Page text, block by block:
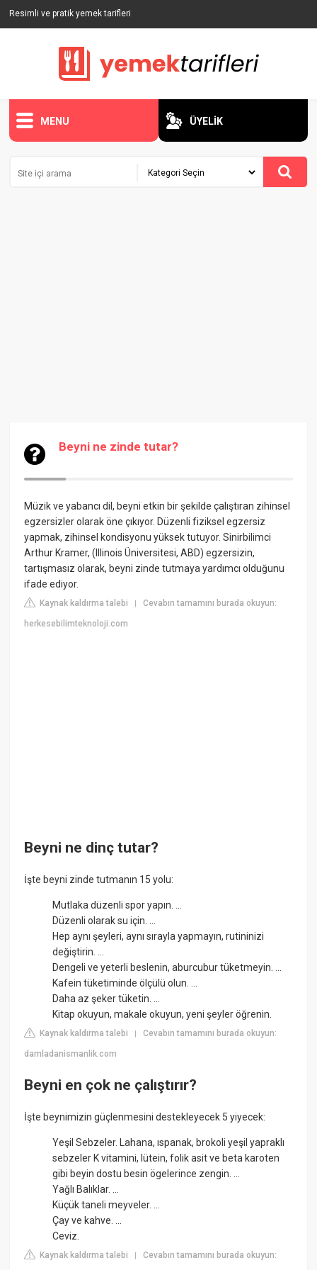
Resimli ve pratik yemek tarifleri
MENU ÜYELİK
Beyni ne zinde tutar?
Müzik ve yabancı dil, beyni etkin bir şekilde çalıştıran zihinsel
egzersizler olarak öne çıkıyor. Düzenli fiziksel egzersiz
yapmak, zihinsel kondisyonu yüksek tutuyor. Sinirbilimci
Arthur Kramer, (Illinois Üniversitesi, ABD) egzersizin,
tartışmasız olarak, beyni zinde tutmaya yardımcı olduğunu
ifade ediyor.
Kaynak kaldırma talebi |Cevabın tamamını burada okuyun:
herkesebilimteknoloji.com
Beyni ne dinç tutar?
İşte beyni zinde tutmanın 15 yolu:
Mutlaka düzenli spor yapın. ...
Düzenli olarak su için. ...
Hep aynı şeyleri, aynı sırayla yapmayın, rutininizi
değiştirin. ...
Dengeli ve yeterli beslenin, aburcubur tüketmeyin. ...
Kafein tüketiminde ölçülü olun. ...
Daha az şeker tüketin. ...
Kitap okuyun, makale okuyun, yeni şeyler öğrenin.
Kaynak kaldırma talebi |Cevabın tamamını burada okuyun:
damladanismanlik.com
Beyni en çok ne çalıştırır?
İşte beynimizin güçlenmesini destekleyecek 5 yiyecek:
Yeşil Sebzeler. Lahana, ıspanak, brokoli yeşil yapraklı
sebzeler K vitamini, lütein, folik asit ve beta karoten
gibi beyin dostu besin ögelerince zengin. ...
Yağlı Balıklar. ...
Küçük taneli meyveler. ...
Çay ve kahve. ...
Ceviz.
Kaynak kaldırma talebi |Cevabın tamamını burada okuyun: